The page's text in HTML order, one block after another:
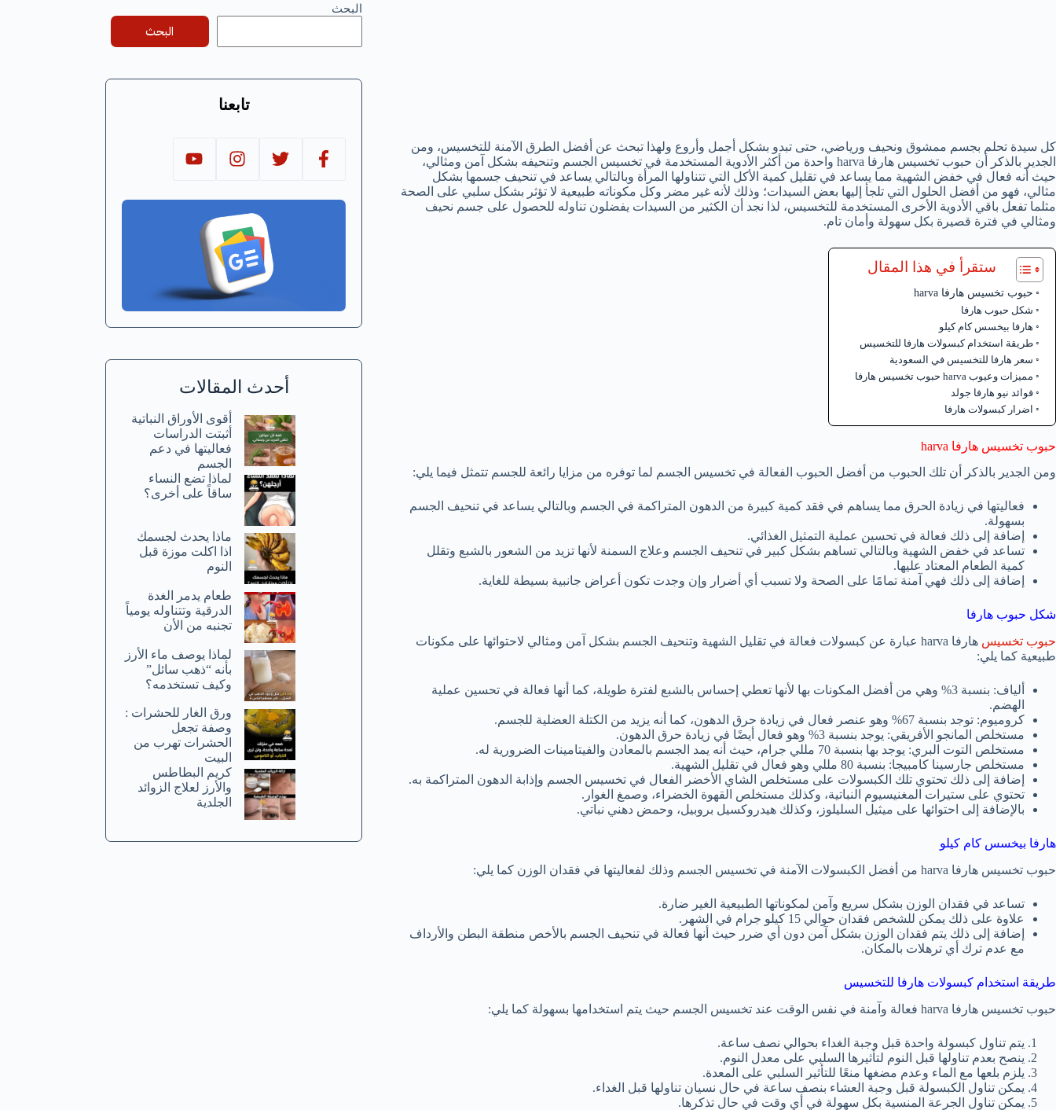
كل سيدة تحلم بجسم ممشوق ونحيف ورياضي، حتى تبدو بشكل أجمل وأروع ولهذا تبحث عن أفضل الطرق الآمنة للتخسيس، ومن
الجدير بالذكر أن حبوب تخسيس هارفا harva واحدة من أكثر الأدوية المستخدمة في تخسيس الجسم وتنحيفه بشكل آمن ومثالي،
حيث أنه فعال في خفض الشهية مما يساعد في تقليل كمية الأكل التي تتناولها المرأة وبالتالي يساعد في تنحيف جسمها بشكل
مثالي، فهو من أفضل الحلول التي تلجأ إليها بعض السيدات؛ وذلك لأنه غير مضر وكل مكوناته طبيعية لا تؤثر بشكل سلبي على الصحة
مثلما تفعل باقي الأدوية الأخرى المستخدمة للتخسيس، لذا نجد أن الكثير من السيدات يفضلون تناوله للحصول على جسم نحيف
ومثالي في فترة قصيرة بكل سهولة وأمان تام.
ستقرأ في هذا المقال
حبوب تخسيس هارفا harva
شكل حبوب هارفا
هارفا بيخسس كام كيلو
طريقة استخدام كبسولات هارفا للتخسيس
سعر هارفا للتخسيس في السعودية
مميزات وعيوب harva حبوب تخسيس هارفا
فوائد نيو هارفا جولد
اضرار كبسولات هارفا
حبوب تخسيس هارفا harva
ومن الجدير بالذكر أن تلك الحبوب من أفضل الحبوب الفعالة في تخسيس الجسم لما توفره من مزايا رائعة للجسم تتمثل فيما يلي:
فعاليتها في زيادة الحرق مما يساهم في فقد كمية كبيرة من الدهون المتراكمة في الجسم وبالتالي يساعد في تنحيف الجسم
بسهولة.
إضافة إلى ذلك فعالة في تحسين عملية التمثيل الغذائي.
تساعد في خفض الشهية وبالتالي تساهم بشكل كبير في تنحيف الجسم وعلاج السمنة لأنها تزيد من الشعور بالشبع وتقلل
كمية الطعام المعتاد عليها.
إضافة إلى ذلك فهي آمنة تمامًا على الصحة ولا تسبب أي أضرار وإن وجدت تكون أعراض جانبية بسيطة للغاية.
شكل حبوب هارفا
حبوب تخسيس
هارفا harva عبارة عن كبسولات فعالة في تقليل الشهية وتنحيف الجسم بشكل آمن ومثالي لاحتوائها على مكونات
طبيعية كما يلي:
ألياف: بنسبة 3% وهي من أفضل المكونات بها لأنها تعطي إحساس بالشبع لفترة طويلة، كما أنها فعالة في تحسين عملية
الهضم.
كروميوم: توجد بنسبة 67% وهو عنصر فعال في زيادة حرق الدهون، كما أنه يزيد من الكتلة العضلية للجسم.
مستخلص المانجو الأفريقي: يوجد بنسبة 3% وهو فعال أيضًا في زيادة حرق الدهون.
مستخلص التوت البري: يوجد بها بنسبة 70 مللي جرام، حيث أنه يمد الجسم بالمعادن والفيتامينات الضرورية له.
مستخلص جارسينا كامبيجا: بنسبة 80 مللي وهو فعال في تقليل الشهية.
إضافة إلى ذلك تحتوي تلك الكبسولات على مستخلص الشاي الأخضر الفعال في تخسيس الجسم وإذابة الدهون المتراكمة به.
تحتوي على ستيرات المغنيسيوم النباتية، وكذلك مستخلص القهوة الخضراء، وصمغ الغوار.
بالإضافة إلى احتوائها على ميثيل السليلوز، وكذلك هيدروكسيل بروبيل، وحمض دهني نباتي.
هارفا بيخسس كام كيلو
حبوب تخسيس هارفا harva من أفضل الكبسولات الآمنة في تخسيس الجسم وذلك لفعاليتها في فقدان الوزن كما يلي:
تساعد في فقدان الوزن بشكل سريع وآمن لمكوناتها الطبيعية الغير ضارة.
علاوة على ذلك يمكن للشخص فقدان حوالي 15 كيلو جرام في الشهر.
إضافة إلى ذلك يتم فقدان الوزن بشكل آمن دون أي ضرر حيث أنها فعالة في تنحيف الجسم بالأخص منطقة البطن والأرداف
مع عدم ترك أي ترهلات بالمكان.
طريقة استخدام كبسولات هارفا للتخسيس
حبوب تخسيس هارفا harva فعالة وآمنة في نفس الوقت عند تخسيس الجسم حيث يتم استخدامها بسهولة كما يلي:
يتم تناول كبسولة واحدة قبل وجبة الغداء بحوالي نصف ساعة.
ينصح بعدم تناولها قبل النوم لتأثيرها السلبي على معدل النوم.
يلزم بلعها مع الماء وعدم مضغها منعًا للتأثير السلبي على المعدة.
يمكن تناول الكبسولة قبل وجبة العشاء بنصف ساعة في حال نسيان تناولها قبل الغداء.
يمكن تناول الجرعة المنسية بكل سهولة في أي وقت في حال تذكرها.
البحث
البحث
تابعنا
أحدث المقالات
أقوى الأوراق النباتية
أثبتت الدراسات
فعاليتها في دعم
الجسم
لماذا تضع النساء
ساقاً على أخرى؟
ماذا يحدث لجسمك
اذا اكلت موزة قبل
النوم
طعام يدمر الغدة
الدرقية وتتناوله يومياً
تجنبه من الأن
لماذا يوصف ماء الأرز
بأنه “ذهب سائل”
وكيف تستخدمه؟
ورق الغار للحشرات :
وصفة تجعل
الحشرات تهرب من
البيت
كريم البطاطس
والأرز لعلاج الزوائد
الجلدية